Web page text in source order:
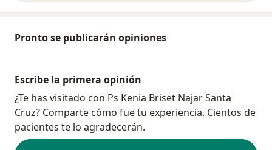
Pronto se publicarán opiniones
Escribe la primera opinión
¿Te has visitado con Ps Kenia Briset Najar Santa
Cruz? Comparte cómo fue tu experiencia. Cientos de
pacientes te lo agradecerán.